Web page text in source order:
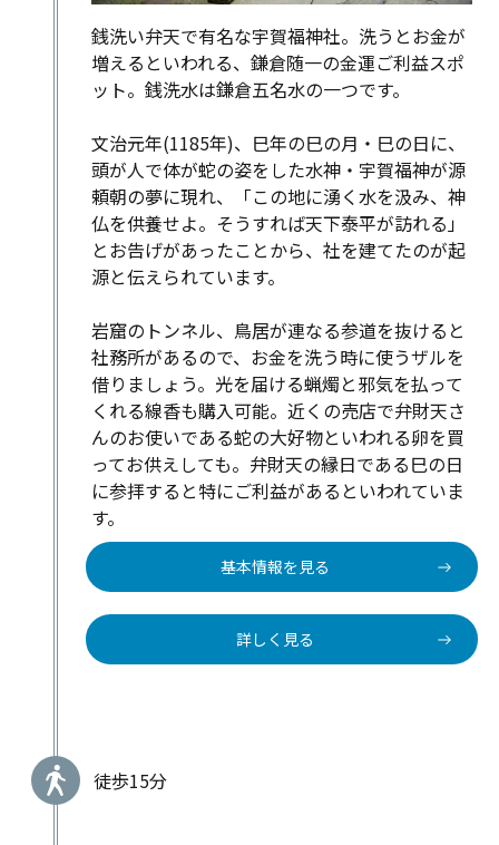
銭洗い弁天で有名な宇賀福神社。洗うとお金が
増えるといわれる、鎌倉随一の金運ご利益スポ
ット。銭洗水は鎌倉五名水の一つです。
文治元年(1185年)、巳年の巳の月・巳の日に、
頭が人で体が蛇の姿をした水神・宇賀福神が源
頼朝の夢に現れ、「この地に湧く水を汲み、神
仏を供養せよ。そうすれば天下泰平が訪れる」
とお告げがあったことから、社を建てたのが起
源と伝えられています。
岩窟のトンネル、鳥居が連なる参道を抜けると
社務所​​があるので、お金を洗う時に使うザルを
借りましょう。光を届ける蝋燭と邪気を払って
くれる線香も購入可能。近くの売店で弁財天さ
んのお使いである蛇の大好物といわれる卵を買
ってお供えしても。弁財天の縁日である巳の日
に参拝すると特にご利益があるといわれていま
す。
基本情報を見る
詳しく見る
徒歩15分